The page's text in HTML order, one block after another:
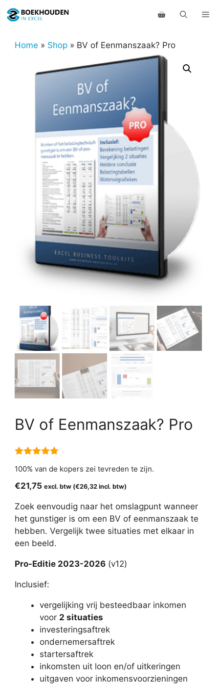
naar
inhoudHome » Shop » BV of Eenmanszaak? Pro
BV of Eenmanszaak? Pro
100% van de kopers zei tevreden te zijn.
€21,75 excl. btw (€26,32 incl. btw)
Zoek eenvoudig naar het omslagpunt wanneer
het gunstiger is om een BV of eenmanszaak te
hebben. Vergelijk twee situaties met elkaar in
een beeld.
Pro-Editie 2023-2026 (v12)
Inclusief:
vergelijking vrij besteedbaar inkomen
voor 2 situaties
investeringsaftrek
ondernemersaftrek
startersaftrek
inkomsten uit loon en/of uitkeringen
uitgaven voor inkomensvoorzieningen